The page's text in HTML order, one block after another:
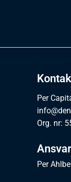
Per
Org. nr:
Per